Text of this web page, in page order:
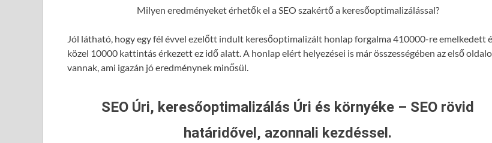
Milyen eredményeket érhetők el a SEO szakértő a keresőoptimalizálással?
Jól látható, hogy egy fél évvel ezelőtt indult keresőoptimalizált honlap forgalma 410000-re emelkedett
közel 10000 kattintás érkezett ez idő alatt. A honlap elért helyezései is már összességében az első
vannak, ami igazán jó eredménynek minősül.
SEO Úri, keresőoptimalizálás Úri és környéke – SEO rövid
határidővel, azonnali kezdéssel.